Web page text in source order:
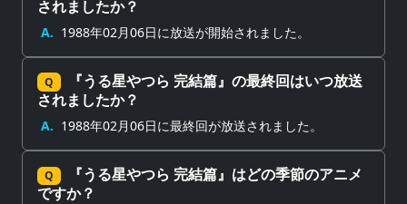
されましたか？
A. 1988年02月06日に放送が開始されました。
Q
『うる星やつら 完結篇』の最終回はいつ放送
されましたか？
A. 1988年02月06日に最終回が放送されました。
Q
『うる星やつら 完結篇』はどの季節のアニメ
ですか？